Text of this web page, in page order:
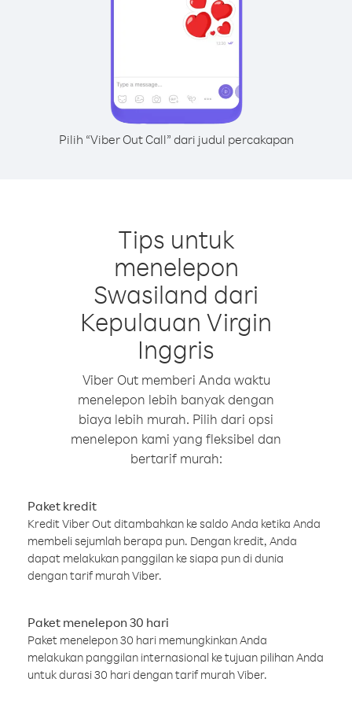
Pilih “Viber Out Call” dari judul percakapan
Tips untuk
menelepon
Swasiland dari
Kepulauan Virgin
Inggris
Viber Out memberi Anda waktu
menelepon lebih banyak dengan
biaya lebih murah. Pilih dari opsi
menelepon kami yang fleksibel dan
bertarif murah:
Paket kredit
Kredit Viber Out ditambahkan ke saldo Anda ketika Anda
membeli sejumlah berapa pun. Dengan kredit, Anda
dapat melakukan panggilan ke siapa pun di dunia
dengan tarif murah Viber.
Paket menelepon 30 hari
Paket menelepon 30 hari memungkinkan Anda
melakukan panggilan internasional ke tujuan pilihan Anda
untuk durasi 30 hari dengan tarif murah Viber.